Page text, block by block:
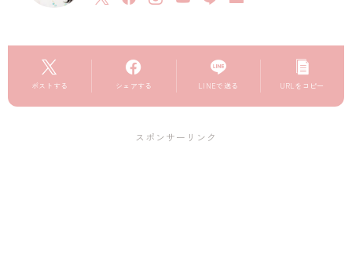
ポストする シェアする LINEで送る URLをコピー
スポンサーリンク